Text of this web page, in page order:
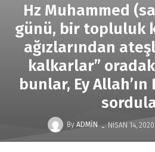
Hz Muhammed
günü, bir topluluk
ağızlarından
kalkarlar”
bunlar, Ey
By ADMIN - NISAN 14, 2020